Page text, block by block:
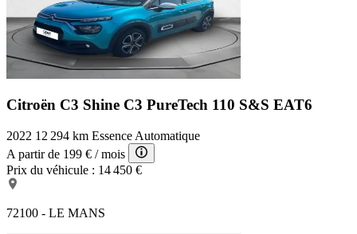
Citroën C3 Shine C3 PureTech 110 S&S EAT6
2022 12 294 km Essence Automatique
A partir de 199 € / mois
Prix du véhicule : 14 450 €
72100 - LE MANS